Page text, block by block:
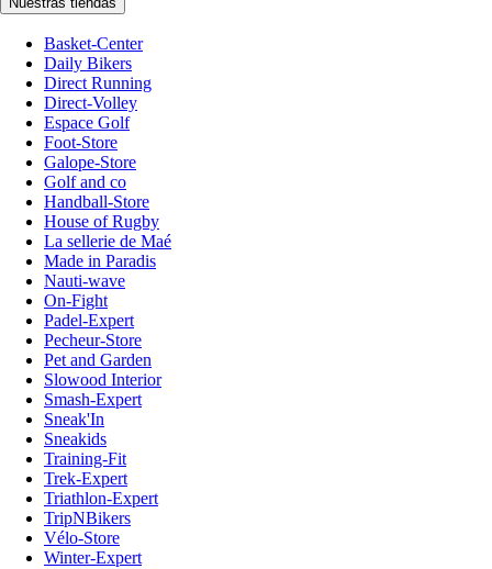
Basket-Center
Daily Bikers
Direct Running
Direct-Volley
Espace Golf
Foot-Store
Galope-Store
Golf and co
Handball-Store
House of Rugby
La sellerie de Maé
Made in Paradis
Nauti-wave
On-Fight
Padel-Expert
Pecheur-Store
Pet and Garden
Slowood Interior
Smash-Expert
Sneak'In
Sneakids
Training-Fit
Trek-Expert
Triathlon-Expert
TripNBikers
Vélo-Store
Winter-Expert